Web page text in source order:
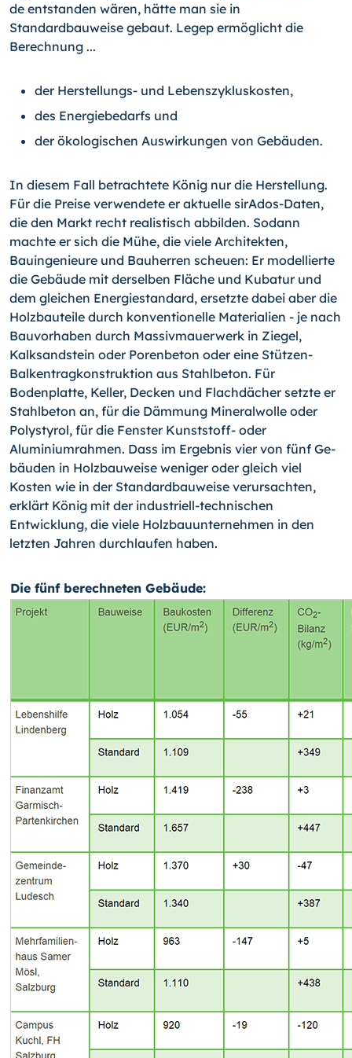
de entstanden wären, hätte man sie in
Standardbauweise gebaut. Legep ermöglicht die
Berechnung ...
der Herstellungs- und Lebenszykluskosten,
des Energiebedarfs und
der ökologischen Auswirkungen von Gebäuden.
In diesem Fall betrachtete König nur die Herstellung.
Für die Preise verwendete er ak­tuelle sirAdos-Daten,
die den Markt recht realistisch abbilden. Sodann
machte er sich die Mühe, die viele Architekten,
Bauingenieure und Bauherren scheuen: Er modellierte
die Gebäude mit derselben Fläche und Kubatur und
dem gleichen Energiestandard, er­setzte dabei aber die
Holzbauteile durch konventionelle Materialien - je nach
Bauvor­haben durch Massivmauerwerk in Ziegel,
Kalksandstein oder Porenbeton oder eine Stützen-
Balkentragkonstruktion aus Stahlbeton. Für
Bodenplatte, Keller, Decken und Flachdächer setzte er
Stahlbeton an, für die Dämmung Mineralwolle oder
Polystyrol, für die Fenster Kunststoff- oder
Aluminiumrahmen. Dass im Ergebnis vier von fünf Ge­
bäuden in Holzbauweise weniger oder gleich viel
Kosten wie in der Standardbauweise verursachten,
erklärt König mit der industriell-technischen
Entwicklung, die viele Holz­bauunternehmen in den
letzten Jahren durchlaufen haben.
Die fünf berechneten Gebäude: